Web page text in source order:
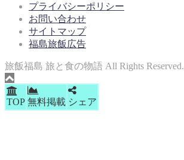
プライバシーポリシー
お問い合わせ
サイトマップ
福島旅飯広告
旅飯福島 旅と食の物語 All Rights Reserved.
TOP 無料掲載 シェア